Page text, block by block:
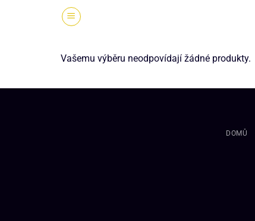
Vašemu výběru neodpovídají žádné produkty.
DOMŮ